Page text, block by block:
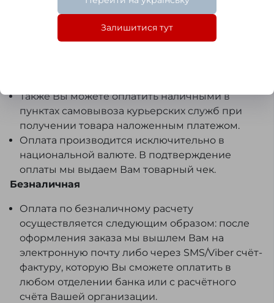
Также Вы можете оплатить наличными в
пунктах самовывоза курьерских служб при
получении товара наложенным платежом.
Оплата производится исключительно в
национальной валюте. В подтверждение
оплаты мы выдаем Вам товарный чек.
Безналичная
Оплата по безналичному расчету
осуществляется следующим образом: после
оформления заказа мы вышлем Вам на
электронную почту либо через SMS/Viber счёт-
фактуру, которую Вы сможете оплатить в
любом отделении банка или с расчётного
счёта Вашей организации.
Залишитися тут